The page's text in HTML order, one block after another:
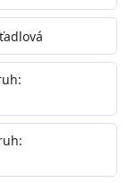
na
aplikácie